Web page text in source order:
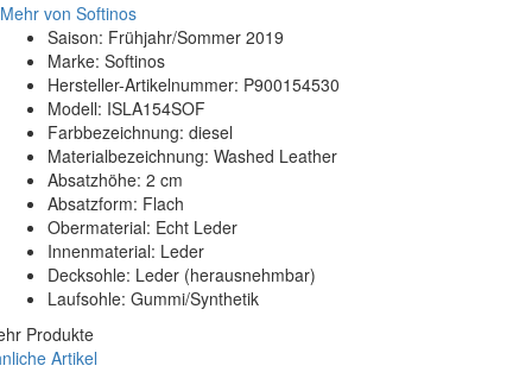
Mehr von Softinos
Saison: Frühjahr/Sommer 2019
Marke: Softinos
Hersteller-Artikelnummer: P900154530
Modell: ISLA154SOF
Farbbezeichnung: diesel
Materialbezeichnung: Washed Leather
Absatzhöhe: 2 cm
Absatzform: Flach
Obermaterial: Echt Leder
Innenmaterial: Leder
Decksohle: Leder (herausnehmbar)
Laufsohle: Gummi/Synthetik
Produkte
Artikel